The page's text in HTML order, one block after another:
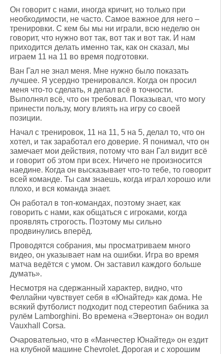
Он говорит с нами, иногда кричит, но только при
необходимости, не часто. Самое важное для него –
тренировки. С кем бы мы ни играли, всю неделю он
говорит, что нужно вот так, вот так и вот так. И нам
приходится делать именно так, как он сказал, мы
играем 11 на 11 во время подготовки.
Ван Гал не знал меня. Мне нужно было показать
лучшее. Я усердно тренировался. Когда он просил
меня что-то сделать, я делал всё в точности.
Выполнял всё, что он требовал. Показывал, что могу
принести пользу, могу влиять на игру со своей
позиции.
Начал с тренировок, 11 на 11, 5 на 5, делал то, что он
хотел, и так заработал его доверие. Я понимал, что он
замечает мои действия, потому что ван Гал видит всё
и говорит об этом при всех. Ничего не произносится
наедине. Когда он высказывает что-то тебе, то говорит
всей команде. Ты сам знаешь, когда играл хорошо или
плохо, и вся команда знает.
Он работал в топ-командах, поэтому знает, как
говорить с нами, как общаться с игроками, когда
проявлять строгость. Поэтому мы сильно
продвинулись вперёд.
Проводятся собрания, мы просматриваем много
видео, он указывает нам на ошибки. Игра во время
матча ведётся с умом. Он заставил каждого больше
думать».
Несмотря на сдержанный характер, видно, что
Феллайни чувствует себя в «Юнайтед» как дома. Не
всякий футболист подходит под стереотип бабника за
рулём Lamborghini. Во времена «Эвертона» он водил
Vauxhall Corsa.
Очаровательно, что в «Манчестер Юнайтед» он ездит
на клубной машине Chevrolet. Дорогая и с хорошим